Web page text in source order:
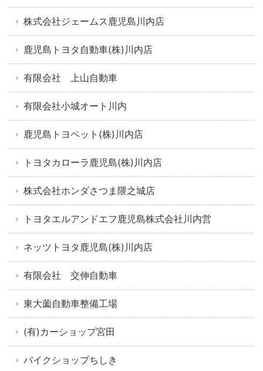
株式会社ジェームス鹿児島川内店
鹿児島トヨタ自動車(株)川内店
有限会社 上山自動車
有限会社小城オート川内
鹿児島トヨペット(株)川内店
トヨタカローラ鹿児島(株)川内店
株式会社ホンダさつま隈之城店
トヨタエルアンドエフ鹿児島株式会社川内営
ネッツトヨタ鹿児島(株)川内店
有限会社 交伸自動車
東大薗自動車整備工場
(有)カーショップ宮田
バイクショップちしき